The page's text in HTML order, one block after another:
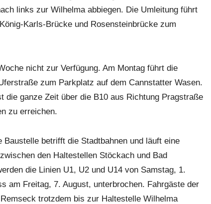
links zur Wilhelma abbiegen. Die Umleitung führt
Karls-Brücke und Rosensteinbrücke zum
nicht zur Verfügung. Am Montag führt die
zum Parkplatz auf dem Cannstatter Wasen.
die ganze Zeit über die B10 aus Richtung Pragstraße
zu erreichen.
Baustelle betrifft die Stadtbahnen und läuft eine
den Haltestellen Stöckach und Bad
die Linien U1, U2 und U14 von Samstag, 1.
am Freitag, 7. August, unterbrochen. Fahrgäste der
trotzdem bis zur Haltestelle Wilhelma